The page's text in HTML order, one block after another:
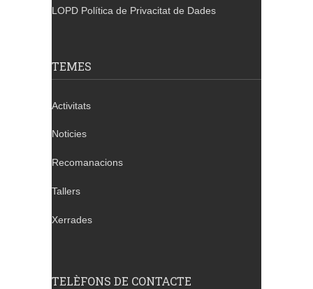
LOPD Política de Privacitat de Dades
TEMES
Activitats
Noticies
Recomanacions
Tallers
Xerrades
TELÈFONS DE CONTACTE